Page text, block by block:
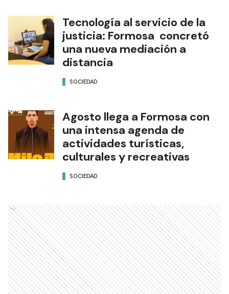
Tecnología al servicio de la
justicia: Formosa concretó
una nueva mediación a
distancia
SOCIEDAD
Agosto llega a Formosa con
una intensa agenda de
actividades turísticas,
culturales y recreativas
SOCIEDAD
Ads